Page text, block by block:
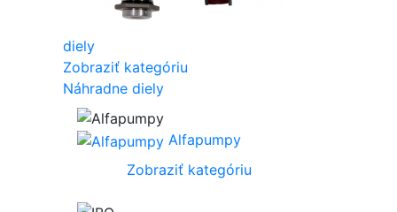
diely
Zobraziť kategóriu
Náhradne diely
Alfapumpy
Zobraziť kategóriu